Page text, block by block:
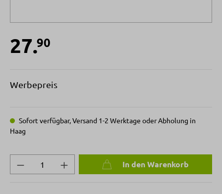
27.90
Werbepreis
Sofort verfügbar, Versand 1-2 Werktage oder Abholung in
Haag
Produkt Anzahl: Gib den gewünschten
In den Warenkorb